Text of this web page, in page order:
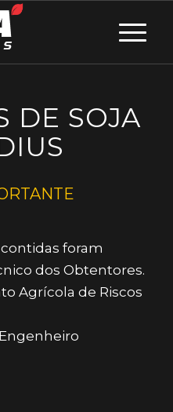
DE SOJA
foram
dos Obtentores.
Agrícola de Riscos